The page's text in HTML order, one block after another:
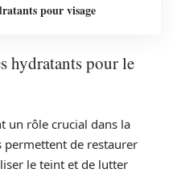
pour visage
hydratants pour le
un rôle crucial dans la
permettent de restaurer
le teint et de lutter